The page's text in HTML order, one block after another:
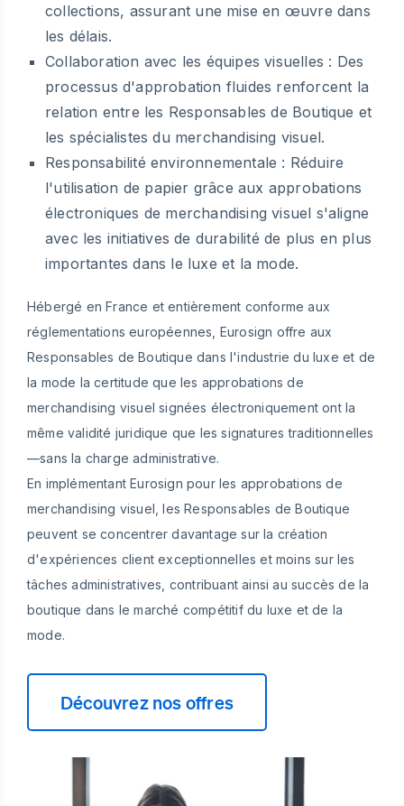
collections, assurant une mise en œuvre dans
les délais.
Collaboration avec les équipes visuelles : Des
processus d'approbation fluides renforcent la
relation entre les Responsables de Boutique et
les spécialistes du merchandising visuel.
Responsabilité environnementale : Réduire
l'utilisation de papier grâce aux approbations
électroniques de merchandising visuel s'aligne
avec les initiatives de durabilité de plus en plus
importantes dans le luxe et la mode.
Hébergé en France et entièrement conforme aux
réglementations européennes, Eurosign offre aux
Responsables de Boutique dans l'industrie du luxe et de
la mode la certitude que les approbations de
merchandising visuel signées électroniquement ont la
même validité juridique que les signatures traditionnelles
—sans la charge administrative.
En implémentant Eurosign pour les approbations de
merchandising visuel, les Responsables de Boutique
peuvent se concentrer davantage sur la création
d'expériences client exceptionnelles et moins sur les
tâches administratives, contribuant ainsi au succès de la
boutique dans le marché compétitif du luxe et de la
mode.
Découvrez nos offres